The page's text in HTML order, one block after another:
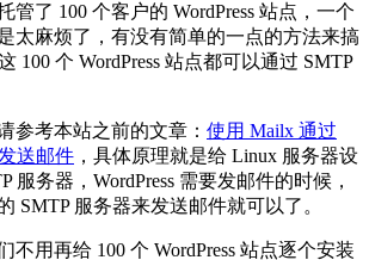
管了 100 个客户的 WordPress 站点，一个
太麻烦了，有没有简单的一点的方法来搞
100 个 WordPress 站点都可以通过 SMTP
参考本站之前的文章： 使用 Mailx 通过
送邮件 ，具体原理就是给 Linux 服务器设
服务器，WordPress 需要发邮件的时候，
SMTP 服务器来发送邮件就可以了。
不用再给 100 个 WordPress 站点逐个安装